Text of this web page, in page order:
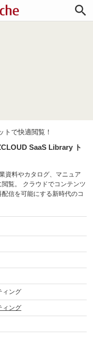

トで快適閲覧！
SaaS Library ト
資料やカタログ、マニュア
覧。 クラウドでコンテンツ
信を可能にする新時代のコ
ィング
ィング